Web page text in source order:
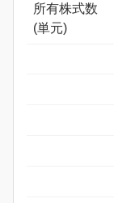
所有株式数
(単元)